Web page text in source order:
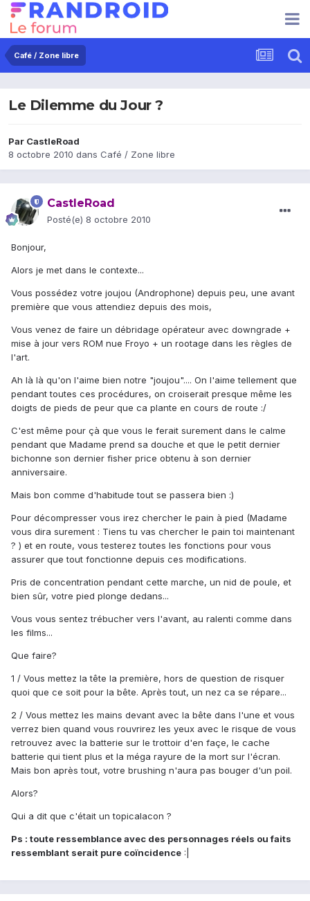
Café / Zone libre
Le Dilemme du Jour ?
Par CastleRoad
8 octobre 2010 dans Café / Zone libre
CastleRoad
Posté(e) 8 octobre 2010
Bonjour,
Alors je met dans le contexte...
Vous possédez votre joujou (Androphone) depuis peu, une avant
première que vous attendiez depuis des mois,
Vous venez de faire un débridage opérateur avec downgrade +
mise à jour vers ROM nue Froyo + un rootage dans les règles de
l'art.
Ah là là qu'on l'aime bien notre "joujou".... On l'aime tellement que
pendant toutes ces procédures, on croiserait presque même les
doigts de pieds de peur que ca plante en cours de route :/
C'est même pour çà que vous le ferait surement dans le calme
pendant que Madame prend sa douche et que le petit dernier
bichonne son dernier fisher price obtenu à son dernier
anniversaire.
Mais bon comme d'habitude tout se passera bien :)
Pour décompresser vous irez chercher le pain à pied (Madame
vous dira surement : Tiens tu vas chercher le pain toi maintenant
? ) et en route, vous testerez toutes les fonctions pour vous
assurer que tout fonctionne depuis ces modifications.
Pris de concentration pendant cette marche, un nid de poule, et
bien sûr, votre pied plonge dedans...
Vous vous sentez trébucher vers l'avant, au ralenti comme dans
les films...
Que faire?
1 / Vous mettez la tête la première, hors de question de risquer
quoi que ce soit pour la bête. Après tout, un nez ca se répare...
2 / Vous mettez les mains devant avec la bête dans l'une et vous
verrez bien quand vous rouvrirez les yeux avec le risque de vous
retrouvez avec la batterie sur le trottoir d'en façe, le cache
batterie qui tient plus et la méga rayure de la mort sur l'écran.
Mais bon après tout, votre brushing n'aura pas bouger d'un poil.
Alors?
Qui a dit que c'était un topicalacon ?
Ps : toute ressemblance avec des personnages réels ou faits
ressemblant serait pure coïncidence :|